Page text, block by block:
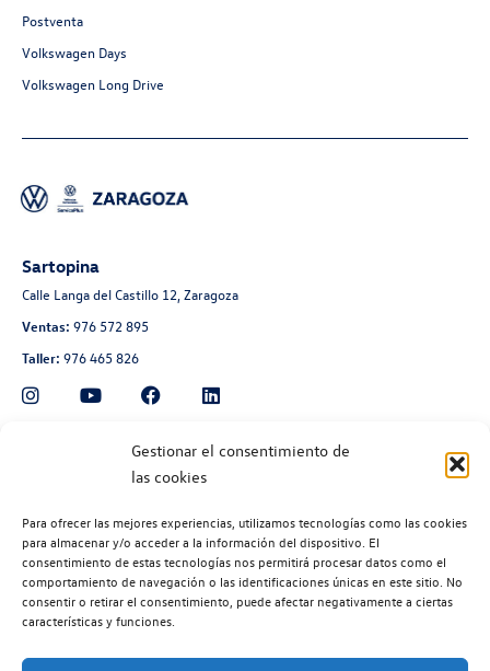
Gestionar el consentimiento de
las cookies
Para ofrecer las mejores experiencias, utilizamos tecnologías como las cookies
para almacenar y/o acceder a la información del dispositivo. El
consentimiento de estas tecnologías nos permitirá procesar datos como el
comportamiento de navegación o las identificaciones únicas en este sitio. No
consentir o retirar el consentimiento, puede afectar negativamente a ciertas
características y funciones.
Postventa
Volkswagen Days
Volkswagen Long Drive
Sartopina
Calle Langa del Castillo 12, Zaragoza
Ventas: 976 572 895
Taller: 976 465 826
Automoción Aragonesa
Avenida de Navarra 135, Zaragoza
Taller:976 300 563
Recambios:976 300 564